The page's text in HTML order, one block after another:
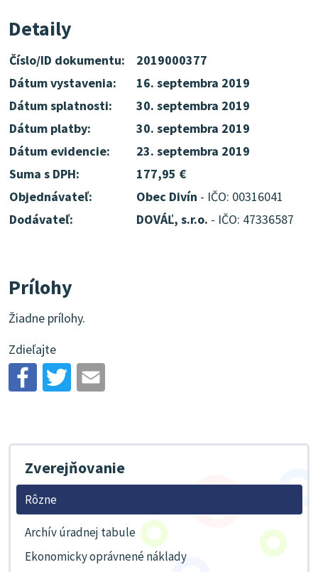
Detaily
Číslo/ID dokumentu:
2019000377
Dátum vystavenia:
16. septembra 2019
Dátum splatnosti:
30. septembra 2019
Dátum platby:
30. septembra 2019
Dátum evidencie:
23. septembra 2019
Suma s DPH:
177,95 €
Objednávateľ:
Obec Divín - IČO: 00316041
Dodávateľ:
DOVÁĽ, s.r.o. - IČO: 47336587
Prílohy
Žiadne prílohy.
Zdieľajte
Zverejňovanie
Rôzne
Archív úradnej tabule
Ekonomicky oprávnené náklady